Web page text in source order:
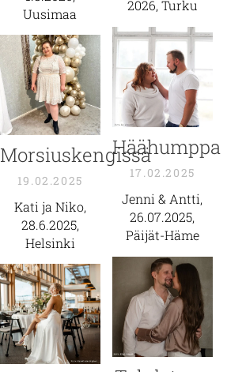
Uusimaa
2026, Turku
Morsiuskengissä
19.02.2025
Kati ja Niko,
28.6.2025,
Helsinki
Häähumppa
17.02.2025
Jenni & Antti,
26.07.2025,
Päijät-Häme